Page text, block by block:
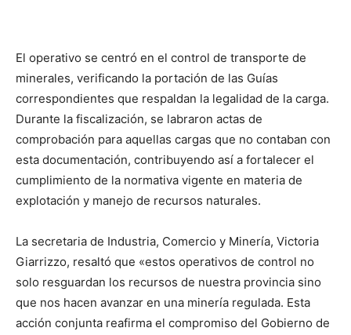
El operativo se centró en el control de transporte de
minerales, verificando la portación de las Guías
correspondientes que respaldan la legalidad de la carga.
Durante la fiscalización, se labraron actas de
comprobación para aquellas cargas que no contaban con
esta documentación, contribuyendo así a fortalecer el
cumplimiento de la normativa vigente en materia de
explotación y manejo de recursos naturales.
La secretaria de Industria, Comercio y Minería, Victoria
Giarrizzo, resaltó que «estos operativos de control no
solo resguardan los recursos de nuestra provincia sino
que nos hacen avanzar en una minería regulada. Esta
acción conjunta reafirma el compromiso del Gobierno de